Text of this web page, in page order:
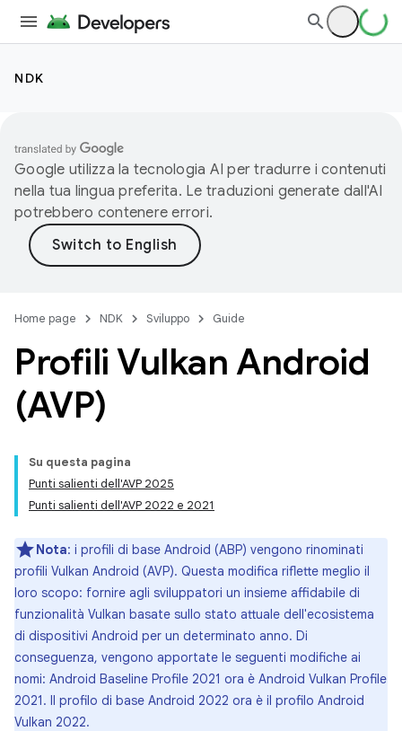
NDK
Google utilizza la tecnologia AI per tradurre i contenuti
nella tua lingua preferita. Le traduzioni generate dall'AI
potrebbero contenere errori.
Home page NDK Sviluppo Guide
Profili Vulkan Android
(AVP)
Su questa pagina
Punti salienti dell'AVP 2025
Punti salienti dell'AVP 2022 e 2021
Nota: i profili di base Android (ABP) vengono rinominati
profili Vulkan Android (AVP). Questa modifica riflette meglio il
loro scopo: fornire agli sviluppatori un insieme affidabile di
funzionalità Vulkan basate sullo stato attuale dell'ecosistema
di dispositivi Android per un determinato anno. Di
conseguenza, vengono apportate le seguenti modifiche ai
nomi: Android Baseline Profile 2021 ora è Android Vulkan Profile
2021. Il profilo di base Android 2022 ora è il profilo Android
Vulkan 2022.